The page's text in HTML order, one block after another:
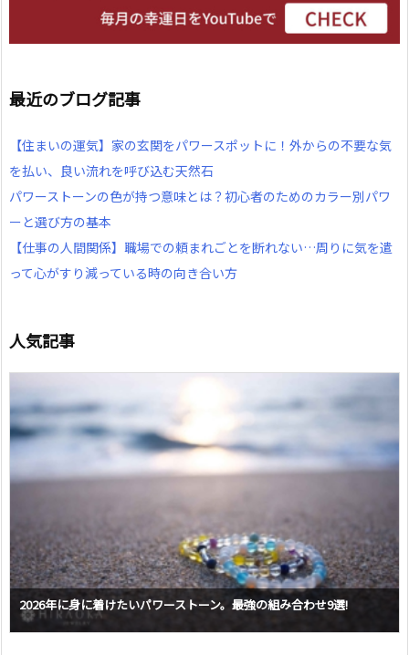
最近のブログ記事
【住まいの運気】家の玄関をパワースポットに！外からの不要な気
を払い、良い流れを呼び込む天然石
パワーストーンの色が持つ意味とは？初心者のためのカラー別パワ
ーと選び方の基本
【仕事の人間関係】職場での頼まれごとを断れない…周りに気を遣
って心がすり減っている時の向き合い方
人気記事
2026年に身に着けたいパワーストーン。最強の組み合わせ9選!